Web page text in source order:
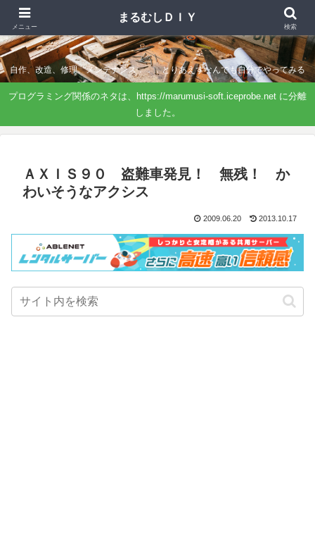
まるむしＤＩＹ
自作、改造、修理、メンテナンス．．．とりあえずなんでも自分でやってみる
プログラミング関係のネタは、https://marumusi-soft.iceprobe.net に分離
しました。
ＡＸＩＳ９０ 盗難車発見！ 無残！ か
わいそうなアクシス
2009.06.20 2013.10.17
メニュー
まるむしＤＩＹ
検索